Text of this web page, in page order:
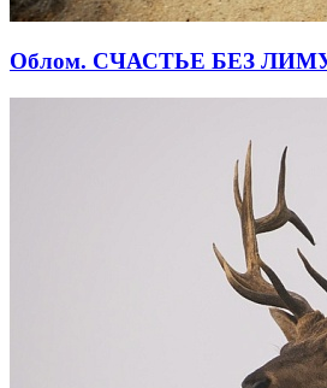
Облом. СЧАСТЬЕ БЕЗ